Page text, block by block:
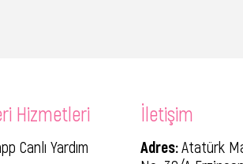
Hizmetleri
Canlı Yardım
İletişim
Adres:Atatürk